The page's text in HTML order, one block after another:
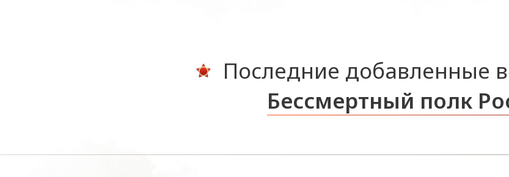
Последние добавленные
Бессмертный полк